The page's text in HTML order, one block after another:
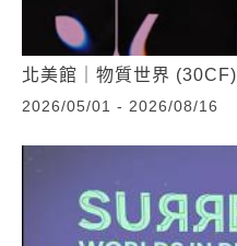
北美館｜物質世界 (30CF)
2026/05/01 - 2026/08/16